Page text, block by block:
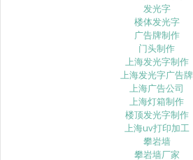
发光字
楼体发光字
广告牌制作
门头制作
上海发光字制作
上海发光字广告牌
上海广告公司
上海灯箱制作
楼顶发光字制作
上海uv打印加工
攀岩墙
攀岩墙厂家